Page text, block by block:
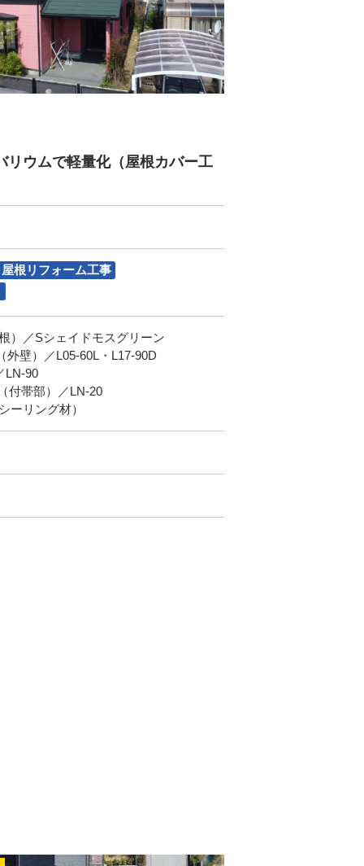
リウムで軽量化（屋根カバー工
屋根リフォーム工事
）／Sシェイドモスグリーン
壁）／L05-60L・L17-90D
LN-90
付帯部）／LN-20
ーリング材）